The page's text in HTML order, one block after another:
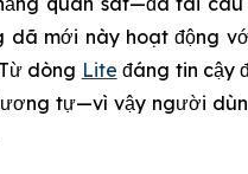
mới này hoạt động
dòng Lite đáng tin cậy
tự—vì vậy người